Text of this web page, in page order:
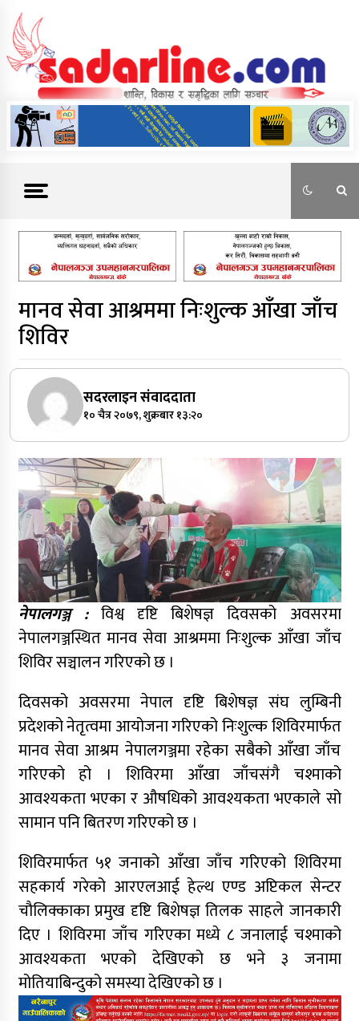
content
News For Nepal
मानव सेवा आश्रममा निःशुल्क आँखा जाँच
शिविर
सदरलाइन संवाददाता
१० चैत्र २०७९, शुक्रबार १३:२०
नेपालगञ्ज :विश्व दृष्टि बिशेषज्ञ दिवसको अवसरमा
नेपालगञ्जस्थित मानव सेवा आश्रममा निःशुल्क आँखा जाँच
शिविर सञ्चालन गरिएको छ ।
दिवसको अवसरमा नेपाल दृष्टि बिशेषज्ञ संघ लुम्बिनी
प्रदेशको नेतृत्वमा आयोजना गरिएको निःशुल्क शिविरमार्फत
मानव सेवा आश्रम नेपालगञ्जमा रहेका सबैको आँखा जाँच
गरिएको हो । शिविरमा आँखा जाँचसंगै चश्माको
आवश्यकता भएका र औषधिको आवश्यकता भएकाले सो
सामान पनि बितरण गरिएको छ ।
शिविरमार्फत ५१ जनाको आँखा जाँच गरिएको शिविरमा
सहकार्य गरेको आरएलआई हेल्थ एण्ड अप्टिकल सेन्टर
चौलिक्काका प्रमुख दृष्टि बिशेषज्ञ तिलक साहले जानकारी
दिए । शिविरमा जाँच गरिएका मध्ये ८ जनालाई चश्माको
आवश्यकता भएको देखिएको छ भने ३ जनामा
मोतियाबिन्दुको समस्या देखिएको छ ।